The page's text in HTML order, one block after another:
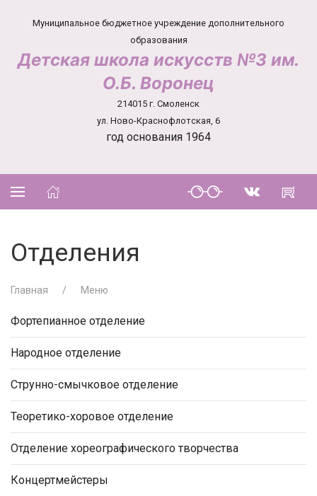
Муниципальное бюджетное учреждение дополнительного
образования
Детская школа искусств №3 им.
О.Б. Воронец
214015 г. Смоленск
ул. Ново-Краснофлотская, 6
год основания 1964
Отделения
Главная Меню
Фортепианное отделение
Народное отделение
Струнно-смычковое отделение
Теоретико-хоровое отделение
Отделение хореографического творчества
Концертмейстеры